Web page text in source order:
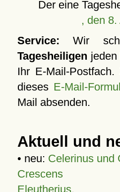
Der eine
, den
Service: Wir
Tagesheiligen
Ihr E-Mail-
dieses E-Mail-
Mail absenden.
Aktuell und
• neu: Celerinus und
Crescens
Eleutherius,